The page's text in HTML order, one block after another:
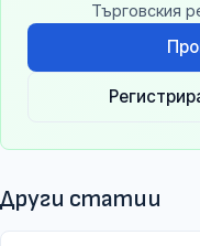
Търговския
Други статии